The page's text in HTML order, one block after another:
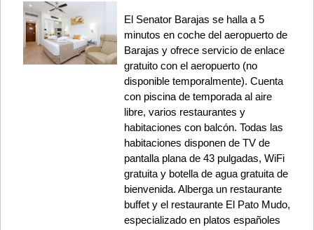
El Senator Barajas se halla a 5
minutos en coche del aeropuerto de
Barajas y ofrece servicio de enlace
gratuito con el aeropuerto (no
disponible temporalmente). Cuenta
con piscina de temporada al aire
libre, varios restaurantes y
habitaciones con balcón. Todas las
habitaciones disponen de TV de
pantalla plana de 43 pulgadas, WiFi
gratuita y botella de agua gratuita de
bienvenida. Alberga un restaurante
buffet y el restaurante El Pato Mudo,
especializado en platos españoles